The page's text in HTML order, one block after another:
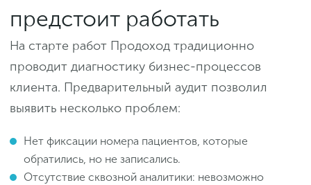
предстоит работать
На старте работ Продоход традиционно
проводит диагностику бизнес-процессов
клиента. Предварительный аудит позволил
выявить несколько проблем:
Нет фиксации номера пациентов, которые
обратились, но не записались.
Отсутствие сквозной аналитики: невозможно